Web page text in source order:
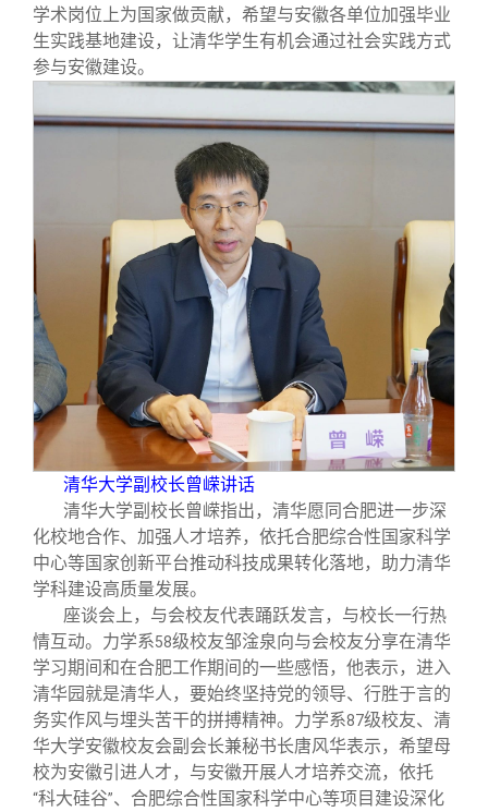
学术岗位上为国家做贡献，希望与安徽各单位加强毕业
生实践基地建设，让清华学生有机会通过社会实践方式
参与安徽建设。
清华大学副校长曾嵘讲话
清华大学副校长曾嵘指出，清华愿同合肥进一步深
化校地合作、加强人才培养，依托合肥综合性国家科学
中心等国家创新平台推动科技成果转化落地，助力清华
学科建设高质量发展。
座谈会上，与会校友代表踊跃发言，与校长一行热
情互动。力学系58级校友邹淦泉向与会校友分享在清华
学习期间和在合肥工作期间的一些感悟，他表示，进入
清华园就是清华人，要始终坚持党的领导、行胜于言的
务实作风与埋头苦干的拼搏精神。力学系87级校友、清
华大学安徽校友会副会长兼秘书长唐风华表示，希望母
校为安徽引进人才，与安徽开展人才培养交流，依托
“科大硅谷”、合肥综合性国家科学中心等项目建设深化